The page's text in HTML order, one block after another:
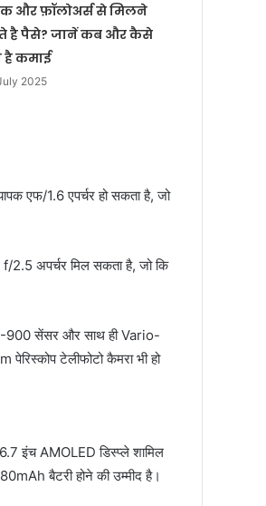
और फ़ॉलोअर्स से मिलने
है पैसे? जानें कब और कैसे
है कमाई
2025
एफ/1.6 एपर्चर हो सकता है, जो
2.5 अपर्चर मिल सकता है, जो कि
900 सेंसर और साथ ही Vario-
टेलीफोटो कैमरा भी हो
इंच AMOLED डिस्प्ले शामिल
बैटरी होने की उम्मीद है।
एसयूवी, दमदार इंजन के
30 का माइलेज देगी
2A : बड़ी बैटरी, अच्छा
अच्छी कैमरा क्वालिटी के साथ